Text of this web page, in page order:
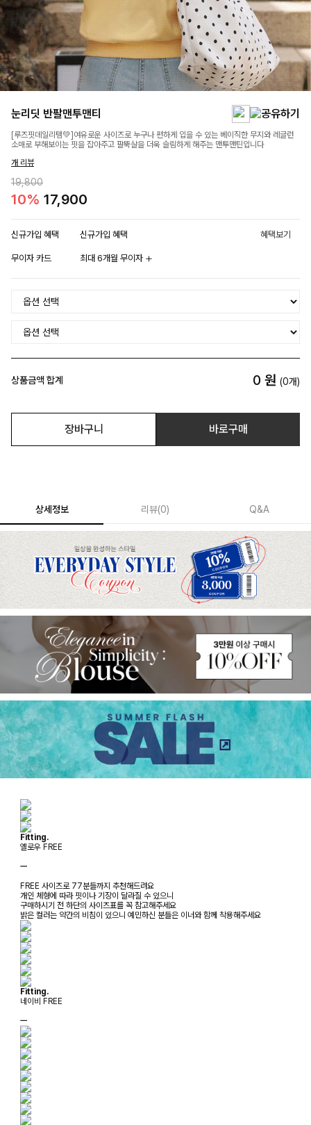
눈리딧 반팔맨투맨티
[루즈핏데일리템💚]여유로운 사이즈로 누구나 편하게 입을 수 있는 베이직한 무지와 레글런
소매로 부해보이는 핏을 잡아주고 팔뚝살을 더욱 슬림하게 해주는 맨투맨틴입니다
개 리뷰
19,800
10% 17,900
신규가입 혜택 신규가입 혜택 혜택보기
무이자 카드 최대 6개월 무이자
상품금액 합계 0 원 (0개)
장바구니 바로구매
상세정보 리뷰(0) Q&A
Fitting.
옐로우 FREE
ㅡ
FREE 사이즈로 77분들까지 추천해드려요
개인 체형에 따라 핏이나 기장이 달라질 수 있으니
구매하시기 전 하단의 사이즈표를 꼭 참고해주세요
밝은 컬러는 약간의 비침이 있으니 예민하신 분들은 이너와 함께 착용해주세요
Fitting.
네이비 FREE
ㅡ